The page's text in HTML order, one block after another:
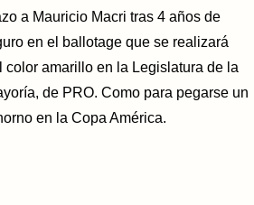
a Mauricio Macri tras 4 años de
en el ballotage que se realizará
color amarillo en la Legislatura de la
de PRO. Como para pegarse un
en la Copa América.